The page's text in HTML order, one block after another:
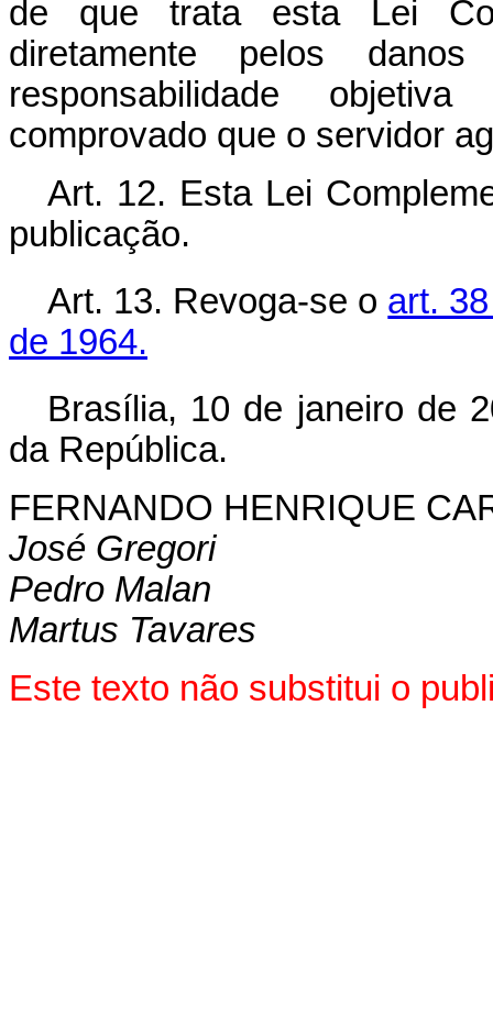
de que trata esta Lei
diretamente pelos
responsabilidade
comprovado que o servidor
Art. 12. Esta Lei
publicação.
Art. 13. Revoga-se o art.
de 1964.
Brasília, 10 de janeiro de
da República.
FERNANDO HENRIQUE
José Gregori
Pedro Malan
Martus Tavares
Este texto não substitui o